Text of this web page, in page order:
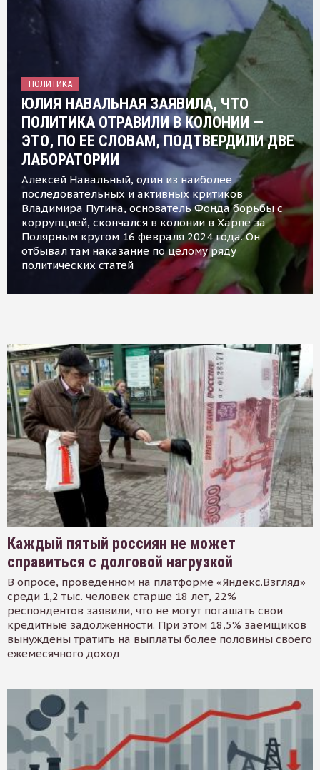
ПОЛИТИКА
ЮЛИЯ НАВАЛЬНАЯ ЗАЯВИЛА, ЧТО
ПОЛИТИКА ОТРАВИЛИ В КОЛОНИИ —
ЭТО, ПО ЕЕ СЛОВАМ, ПОДТВЕРДИЛИ ДВЕ
ЛАБОРАТОРИИ
Алексей Навальный, один из наиболее
последовательных и активных критиков
Владимира Путина, основатель Фонда борьбы с
коррупцией, скончался в колонии в Харпе за
Полярным кругом 16 февраля 2024 года. Он
отбывал там наказание по целому ряду
политических статей
Каждый пятый россиян не может
справиться с долговой нагрузкой
В опросе, проведенном на платформе «Яндекс.Взгляд»
среди 1,2 тыс. человек старше 18 лет, 22%
респондентов заявили, что не могут погашать свои
кредитные задолженности. При этом 18,5% заемщиков
вынуждены тратить на выплаты более половины своего
ежемесячного доход